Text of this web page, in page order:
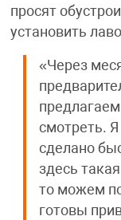
просят
установить
«Через
смотреть.
сделано
здесь
то можем
готовы